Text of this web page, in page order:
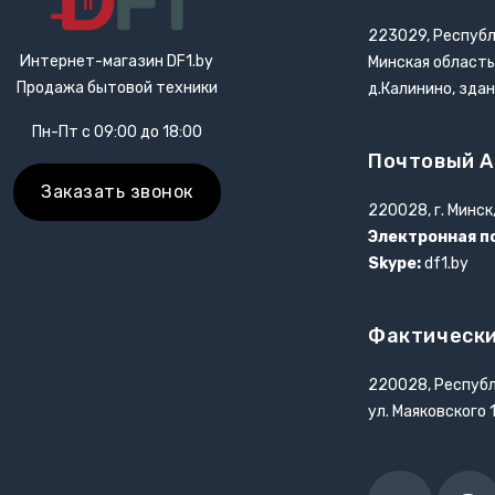
Интернет-магазин DF1.by
Продажа бытовой техники
Пн-Пт с 09:00 до 18:00
Заказать звонок
223029,
Минская
д.Калинино,
Почтовый
220028, г.
Электронная
Skype:df1.by
220028,
ул. Маяковского